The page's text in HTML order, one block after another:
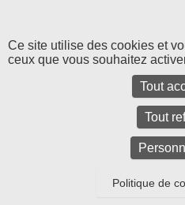
Ce site utilise des cookies et
ceux que vous souhaitez
Tout
Tout
Politique de